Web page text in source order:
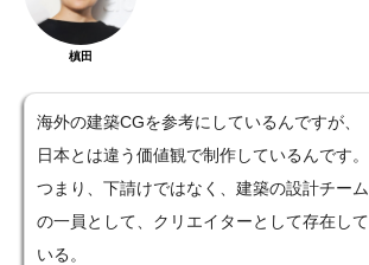
槙田
海外の建築CGを参考にしているんですが、
日本とは違う価値観で制作しているんです。
つまり、下請けではなく、建築の設計チーム
の一員として、クリエイターとして存在して
いる。